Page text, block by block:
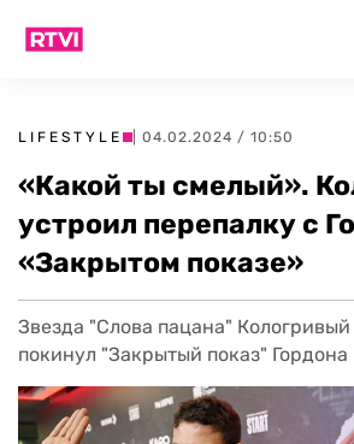
LIFESTYLE | 04.02.2024 / 10:50
«Какой ты смелый».
устроил перепалку с
«Закрытом показе»
Звезда "Слова пацана"
покинул "Закрытый показ" Гордона